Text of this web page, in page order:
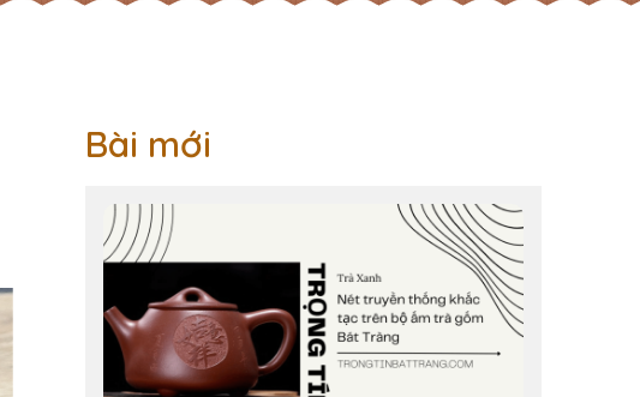
Bài mới